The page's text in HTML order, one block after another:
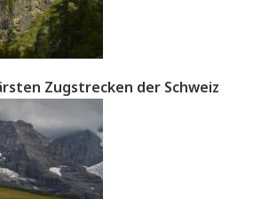
Zugstrecken der Schweiz